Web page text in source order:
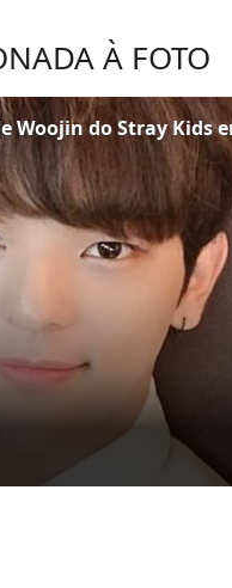
À FOTO
Woojin do Stray Kids